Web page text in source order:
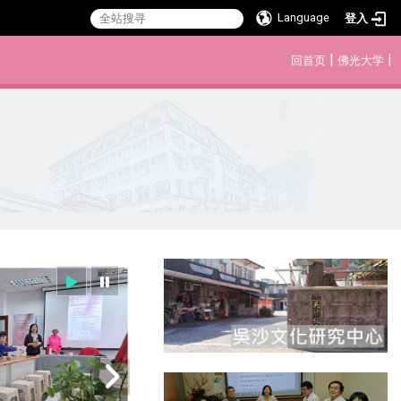
Language 登入
回首页 | 佛光大学 |